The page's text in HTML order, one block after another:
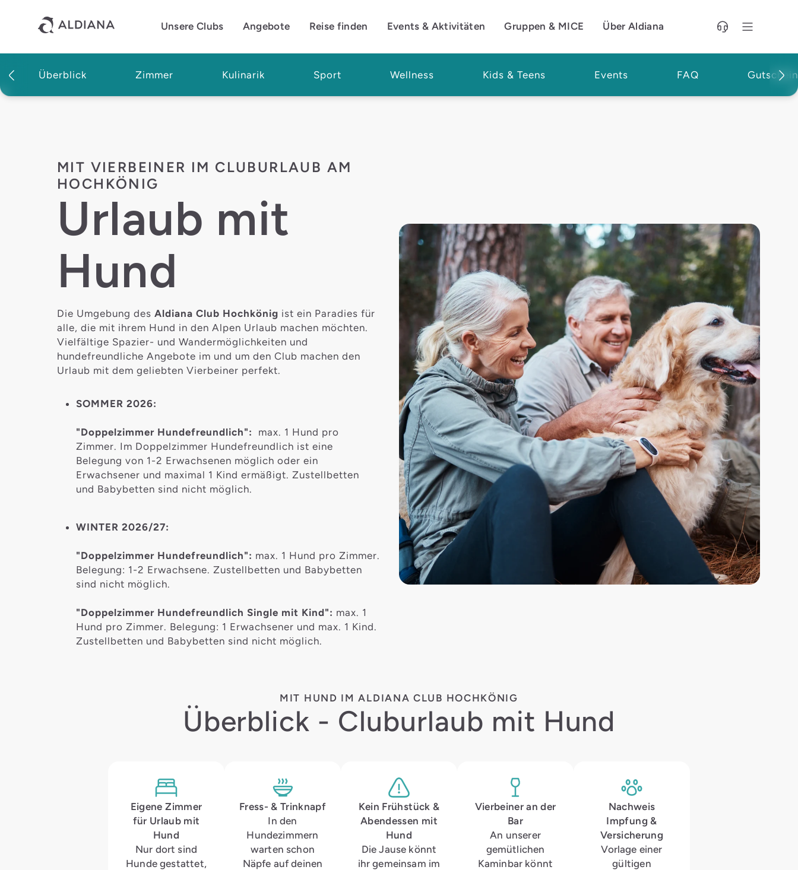
Unsere Clubs
Angebote Reise finden Events & Aktivitäten Gruppen & MICE Über Aldiana
Überblick Zimmer Kulinarik Sport Wellness Kids & Teens Events FAQ
MIT VIERBEINER IM CLUBURLAUB AM
HOCHKÖNIG
Urlaub mit
Hund
Die Umgebung des Aldiana Club Hochkönig ist ein Paradies für
alle, die mit ihrem Hund in den Alpen Urlaub machen möchten.
Vielfältige Spazier- und Wandermöglichkeiten und
hundefreundliche Angebote im und um den Club machen den
Urlaub mit dem geliebten Vierbeiner perfekt.
SOMMER 2026:
"Doppelzimmer Hundefreundlich":
max. 1 Hund pro
Zimmer. Im Doppelzimmer Hundefreundlich ist eine
Belegung von 1-2 Erwachsenen möglich oder ein
Erwachsener und maximal 1 Kind ermäßigt. Zustellbetten
und Babybetten sind nicht möglich.
WINTER 2026/27:
"Doppelzimmer Hundefreundlich": max. 1 Hund pro Zimmer.
Belegung: 1-2 Erwachsene. Zustellbetten und Babybetten
sind nicht möglich.
"Doppelzimmer Hundefreundlich Single mit Kind": max. 1
Hund pro Zimmer. Belegung: 1 Erwachsener und max. 1 Kind.
Zustellbetten und Babybetten sind nicht möglich.
MIT HUND IM ALDIANA CLUB HOCHKÖNIG
Überblick - Cluburlaub mit Hund
Eigene Zimmer
für Urlaub mit
Hund
Nur dort sind
Hunde gestattet,
Fress- & Trinknapf
In den
Hundezimmern
warten schon
Näpfe auf deinen
Kein Frühstück &
Abendessen mit
Hund
Die Jause könnt
ihr gemeinsam im
Vierbeiner an der
Bar
An unserer
gemütlichen
Kaminbar könnt
Nachweis
Impfung &
Versicherung
Vorlage einer
gültigen